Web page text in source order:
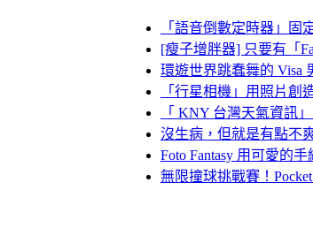
「語音倒數定時器」固
[瘦子增胖器] 只要有「
環遊世界跳蠢舞的 Visa
「行星相機」用照片創
「 KNY 台灣天氣資訊
沒生病，但就是有點不
Foto Fantasy 用可愛的
無限撞球挑戰賽！